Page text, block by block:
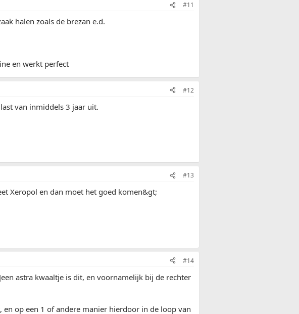
#11
halen zoals de brezan e.d.
en werkt perfect
#12
van inmiddels 3 jaar uit.
#13
Xeropol en dan moet het goed komen&gt;
#14
astra kwaaltje is dit, en voornamelijk bij de rechter
op een 1 of andere manier hierdoor in de loop van